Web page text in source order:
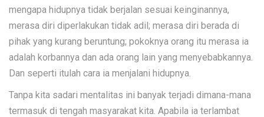
mengapa hidupnya tidak berjalan sesuai keinginannya,
merasa diri diperlakukan tidak adil; merasa diri berada di
pihak yang kurang beruntung; pokoknya orang itu merasa ia
adalah korbannya dan ada orang lain yang menyebabkannya.
Dan seperti itulah cara ia menjalani hidupnya.
Tanpa kita sadari mentalitas ini banyak terjadi dimana-mana
termasuk di tengah masyarakat kita. Apabila ia terlambat